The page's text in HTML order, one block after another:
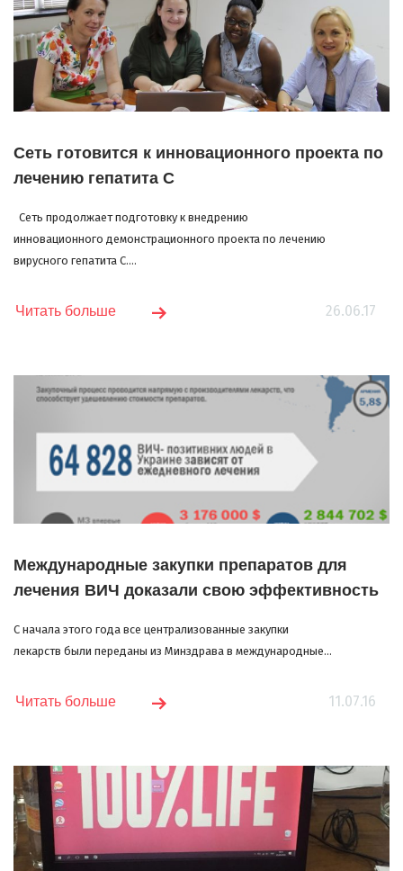
Сеть готовится к инновационного проекта по
лечению гепатита С
Сеть продолжает подготовку к внедрению
инновационного демонстрационного проекта по лечению
вирусного гепатита С....
26.06.17
Читать больше
Международные закупки препаратов для
лечения ВИЧ доказали свою эффективность
С начала этого года все централизованные закупки
лекарств были переданы из Минздрава в международные...
11.07.16
Читать больше